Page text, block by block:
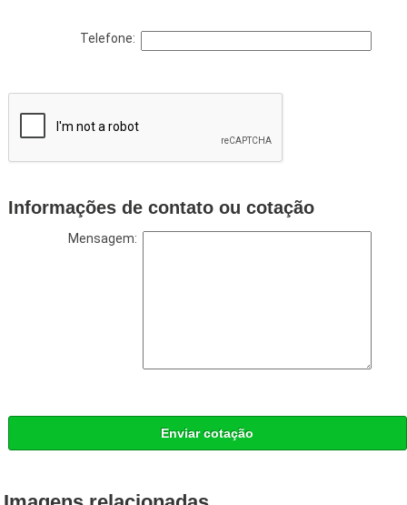
Telefone:
Informações de contato ou cotação
Mensagem:
Enviar cotação